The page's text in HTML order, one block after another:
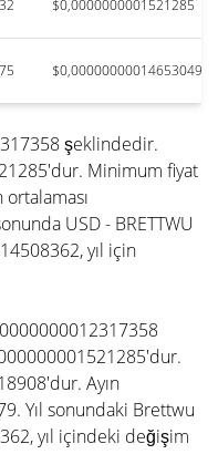
$0,0000000001521285
$0,00000000014653049
şeklindedir.
Minimum fiyat
USD - BRETTWU
yıl için
Ayın
Yıl sonundaki Brettwu
yıl içindeki değişim